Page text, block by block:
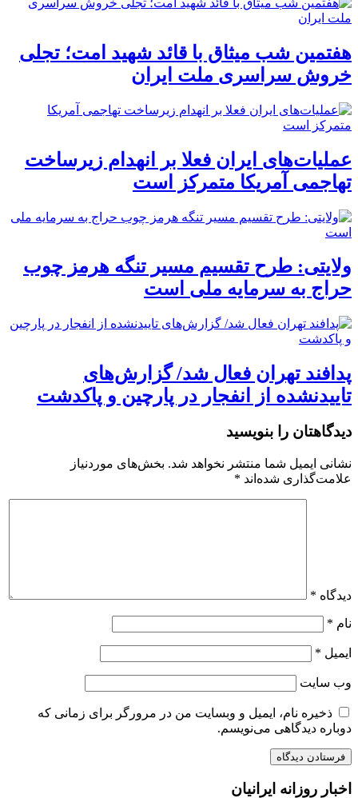
هفتمین شب میثاق با قائد شهید امت؛ تجلی
خروش سراسری ملت ایران
عملیات‌های ایران فعلا بر انهدام زیرساخت
تهاجمی آمریکا متمرکز است
ولایتی: طرح تقسیم مسیر تنگه هرمز چوب
حراج به سرمایه ملی است
پدافند تهران فعال شد/ گزارش‌های
تاییدنشده از انفجار در پارچین و پاکدشت
دیدگاهتان را بنویسید
نشانی ایمیل شما منتشر نخواهد شد. بخش‌های موردنیاز
علامت‌گذاری شده‌اند *
دیدگاه *
نام *
ایمیل *
وب‌ سایت
ذخیره نام، ایمیل و وبسایت من در مرورگر برای زمانی که
دوباره دیدگاهی می‌نویسم.
اخبار روزانه ایرانیان